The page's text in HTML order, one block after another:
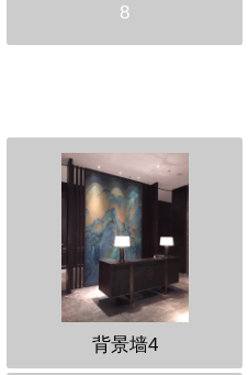
8
背景墙4